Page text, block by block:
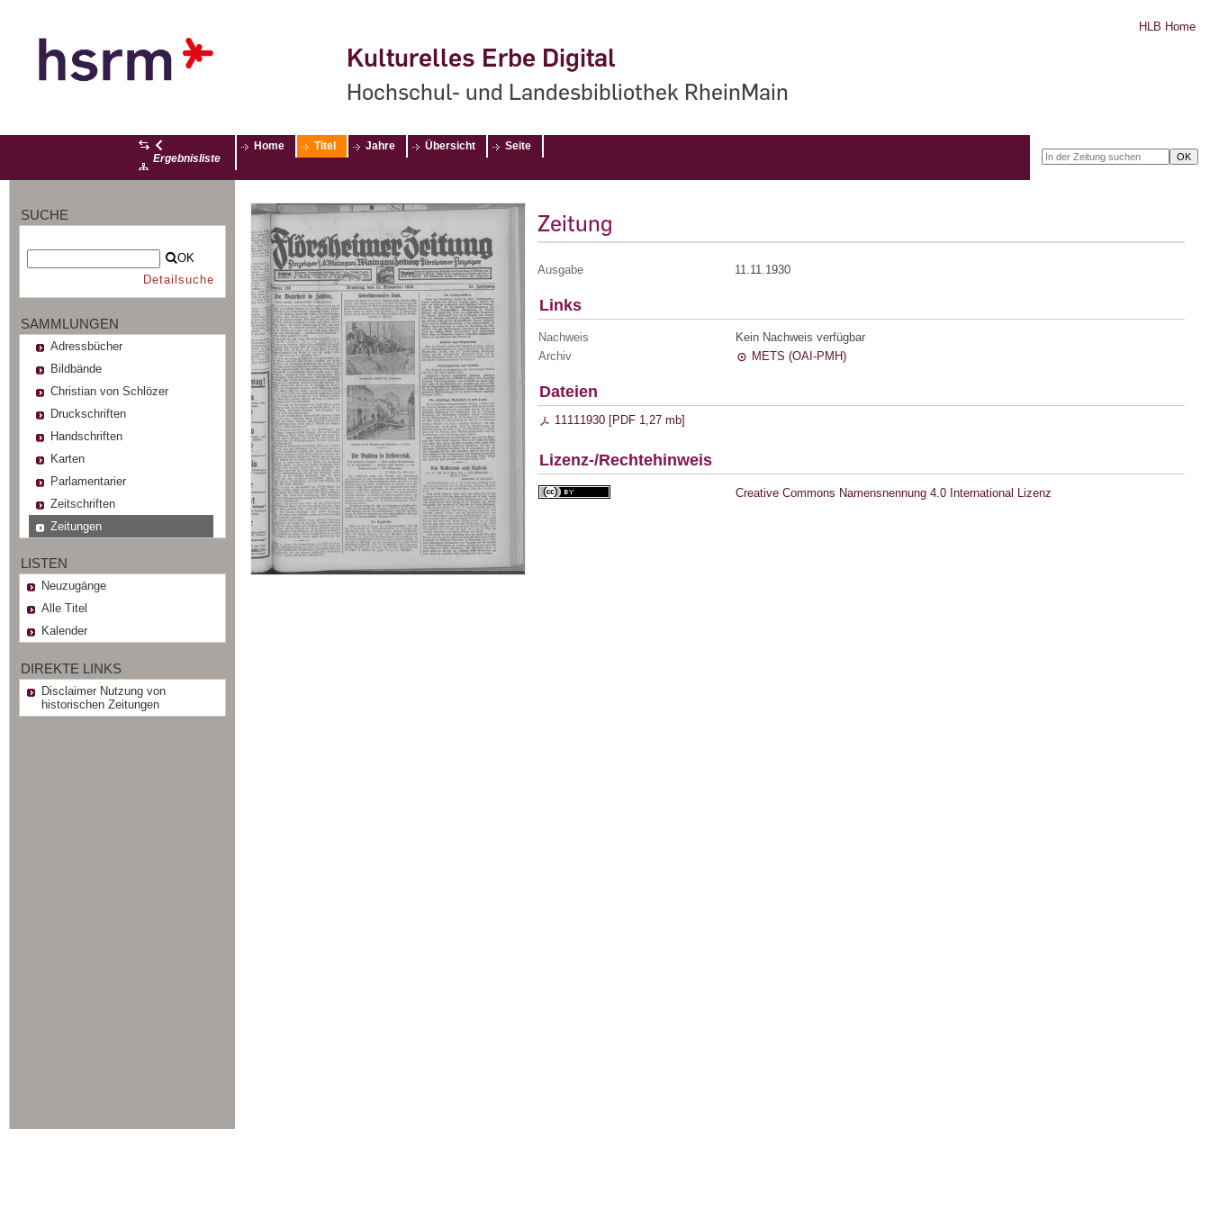
Kulturelles Erbe Digital
Hochschul- und Landesbibliothek RheinMain
HLB Home
Ergebnisliste
Home Titel Jahre Übersicht Seite
SUCHE
OK
Detailsuche
SAMMLUNGEN
Adressbücher
Bildbände
Christian von Schlözer
Druckschriften
Handschriften
Karten
Parlamentarier
Zeitschriften
Zeitungen
LISTEN
Neuzugänge
Alle Titel
Kalender
DIREKTE LINKS
Disclaimer Nutzung von
historischen Zeitungen
Zeitung
Ausgabe 11.11.1930
Links
Nachweis
Kein Nachweis verfügbar
Archiv
METS (OAI-PMH)
Dateien
11111930 [PDF 1,27 mb]
Lizenz-/Rechtehinweis
Creative Commons Namensnennung 4.0 International Lizenz